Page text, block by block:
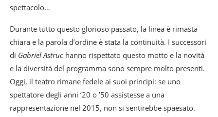
spettacolo…
Durante tutto questo glorioso passato, la linea è rimasta
chiara e la parola d’ordine è stata la continuità. I successori
di Gabriel Astruc hanno rispettato questo motto e la novità
e la diversità del programma sono sempre molto presenti.
Oggi, il teatro rimane fedele ai suoi principi: se uno
spettatore degli anni ’20 o ’50 assistesse a una
rappresentazione nel 2015, non si sentirebbe spaesato.